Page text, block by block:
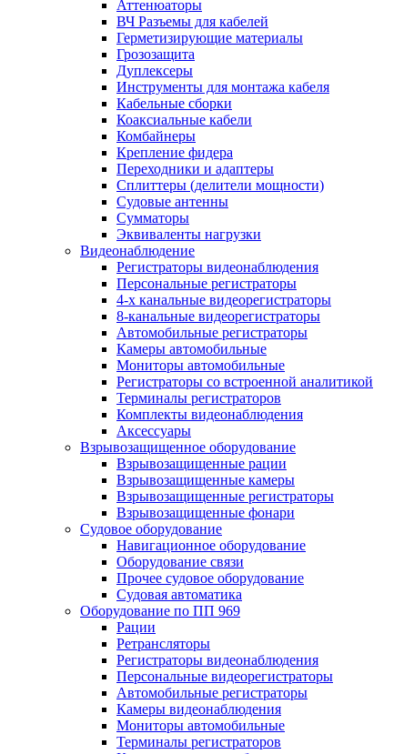
Аттенюаторы
ВЧ Разъемы для кабелей
Герметизирующие материалы
Грозозащита
Дуплексеры
Инструменты для монтажа кабеля
Кабельные сборки
Коаксиальные кабели
Комбайнеры
Крепление фидера
Переходники и адаптеры
Сплиттеры (делители мощности)
Судовые антенны
Сумматоры
Эквиваленты нагрузки
Видеонаблюдение
Регистраторы видеонаблюдения
Персональные регистраторы
4-х канальные видеорегистраторы
8-канальные видеорегистраторы
Автомобильные регистраторы
Камеры автомобильные
Мониторы автомобильные
Регистраторы со встроенной аналитикой
Терминалы регистраторов
Комплекты видеонаблюдения
Аксессуары
Взрывозащищенное оборудование
Взрывозащищенные рации
Взрывозащищенные камеры
Взрывозащищенные регистраторы
Взрывозащищенные фонари
Судовое оборудование
Навигационное оборудование
Оборудование связи
Прочее судовое оборудование
Судовая автоматика
Оборудование по ПП 969
Рации
Ретрансляторы
Регистраторы видеонаблюдения
Персональные видеорегистраторы
Автомобильные регистраторы
Камеры видеонаблюдения
Мониторы автомобильные
Терминалы регистраторов